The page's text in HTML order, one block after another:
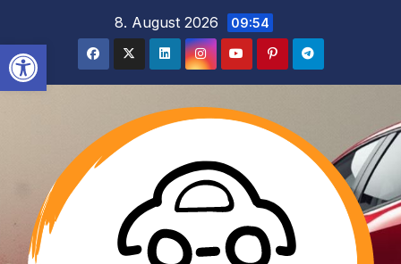
Werkzeugleiste öffnen
springen
8. August 2026 09:54